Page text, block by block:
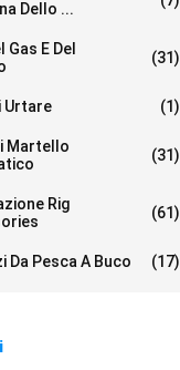
Dello ...
Gas E Del
(31)
Urtare (1)
Martello
(31)
Rig
(61)
Da Pesca A Buco (17)